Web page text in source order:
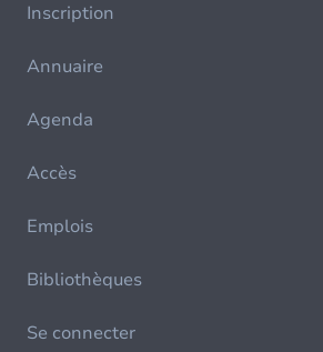
Inscription
Annuaire
Agenda
Accès
Emplois
Bibliothèques
Se connecter